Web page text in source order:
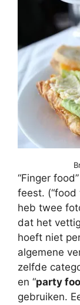
“Finger
feest. (“food
heb twee
dat het
hoeft niet
algemene
zelfde
en “party
gebruiken.